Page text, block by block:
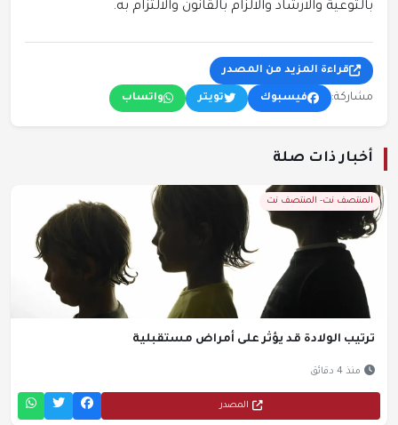
بالتوعية والارشاد والالزام بالقانون والالتزام به.
قراءة المزيد من المصدر
مشاركة: فيسبوك تويتر واتساب
أخبار ذات صلة
المنتصف نت- المنتصف نت
ترتيب الولادة قد يؤثر على أمراض مستقبلية
منذ 4 دقائق
المصدر